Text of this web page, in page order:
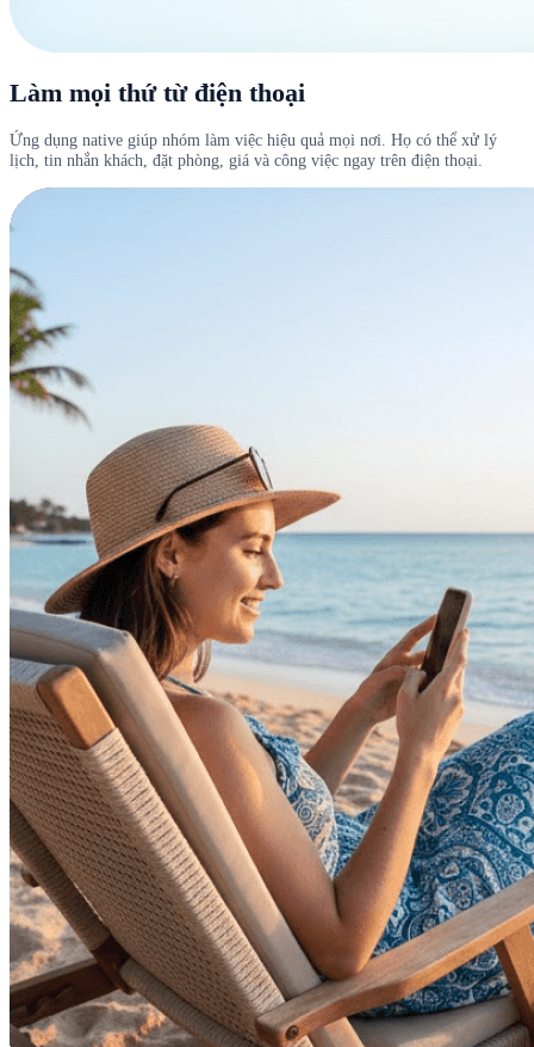
Làm mọi thứ từ điện thoại
Ứng dụng native giúp nhóm làm việc hiệu quả mọi nơi. Họ có thể xử lý
lịch, tin nhắn khách, đặt phòng, giá và công việc ngay trên điện thoại.